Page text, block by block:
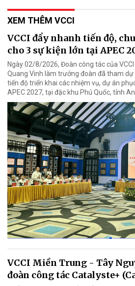
XEM THÊM VCCI
VCCI đẩy nhanh tiến độ,
cho 3 sự kiện lớn tại APEC
Ngày 02/8/2026, Đoàn công tác của
Quang Vinh làm trưởng đoàn đã tham
tiến độ triển khai các nhiệm vụ, dự án
APEC 2027, tại đặc khu Phú Quốc, tỉnh An
VCCI Miền Trung - Tây
đoàn công tác Catalyste+